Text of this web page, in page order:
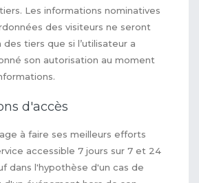
Les informations nominatives
des visiteurs ne seront
tiers que si l’utilisateur a
son autorisation au moment
d'accès
à faire ses meilleurs efforts
accessible 7 jours sur 7 et 24
dans l'hypothèse d'un cas de